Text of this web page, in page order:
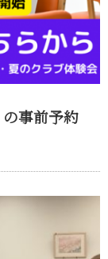
事前予約